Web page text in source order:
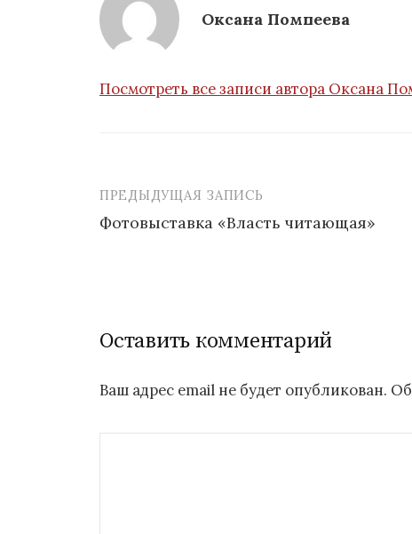
Оксана Помпеева
Посмотреть все записи автора Оксана
Навигация
по
ПРЕДЫДУЩАЯ ЗАПИСЬ
Фотовыставка «Власть читающая»
Оставить комментарий
Ваш адрес email не будет опубликован.